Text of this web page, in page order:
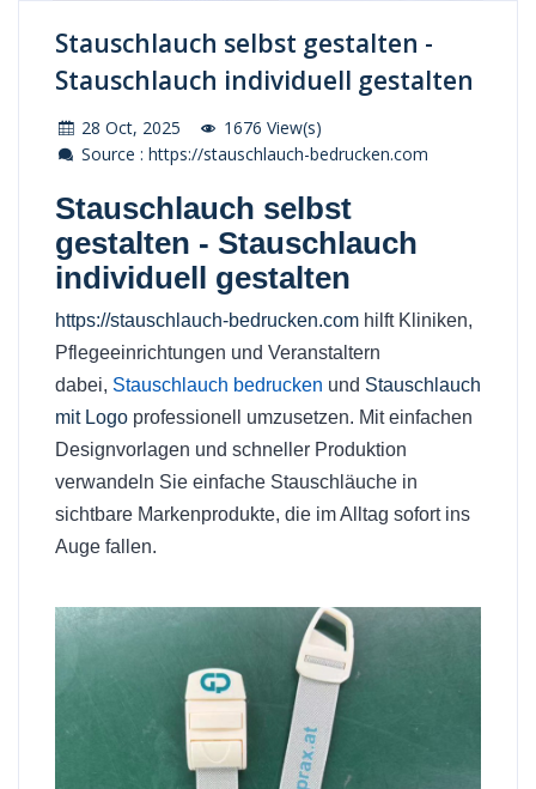
Stauschlauch selbst gestalten -
Stauschlauch individuell gestalten
28 Oct, 2025
1676 View(s)
Source : https://stauschlauch-bedrucken.com
Stauschlauch selbst
gestalten - Stauschlauch
individuell gestalten
https://stauschlauch-bedrucken.com hilft Kliniken,
Pflegeeinrichtungen und Veranstaltern
dabei, Stauschlauch bedrucken und Stauschlauch
mit Logo professionell umzusetzen. Mit einfachen
Designvorlagen und schneller Produktion
verwandeln Sie einfache Stauschläuche in
sichtbare Markenprodukte, die im Alltag sofort ins
Auge fallen.